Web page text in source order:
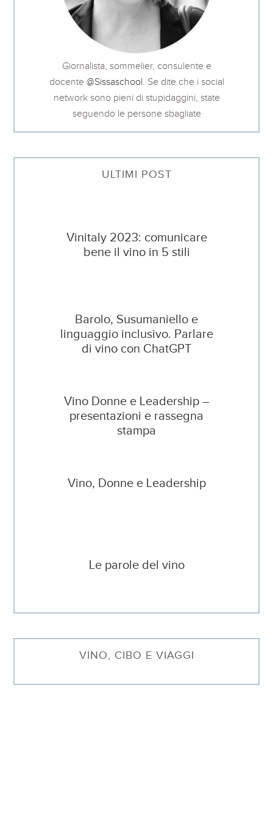
Giornalista, sommelier, consulente e
docente @Sissaschool. Se dite che i social
network sono pieni di stupidaggini, state
seguendo le persone sbagliate
ULTIMI POST
Vinitaly 2023: comunicare
bene il vino in 5 stili
Barolo, Susumaniello e
linguaggio inclusivo. Parlare
di vino con ChatGPT
Vino Donne e Leadership –
presentazioni e rassegna
stampa
Vino, Donne e Leadership
Le parole del vino
VINO, CIBO E VIAGGI